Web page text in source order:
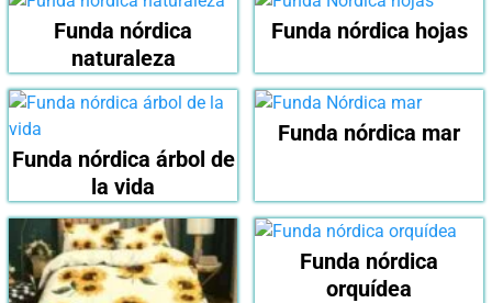
Funda nórdica
naturaleza
Funda nórdica hojas
Funda nórdica árbol de
la vida
Funda nórdica mar
Funda nórdica
orquídea